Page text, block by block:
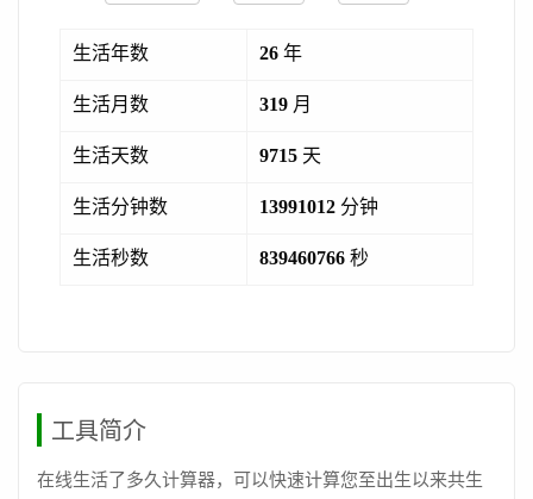
生活年数 26 年
生活月数 319 月
生活天数 9715 天
生活分钟数 13991012 分钟
生活秒数 839460766 秒
工具简介
在线生活了多久计算器，可以快速计算您至出生以来共生